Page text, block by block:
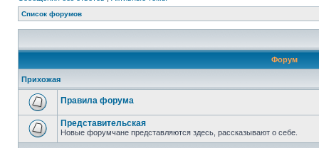
Список форумов
Форум
Прихожая
Правила форума
Представительская
Новые форумчане представляются здесь, рассказывают о себе.